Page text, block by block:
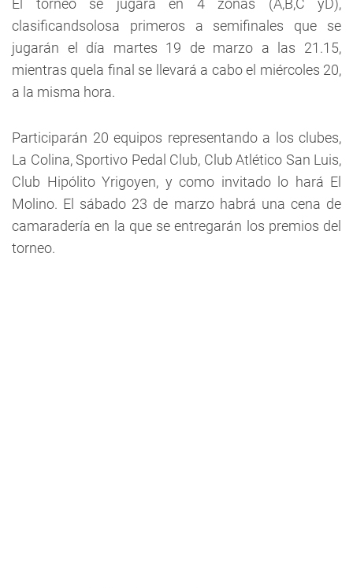
El torneo se jugará en 4 zonas (A,B,C yD),
clasificandsolosa primeros a semifinales que se
jugarán el día martes 19 de marzo a las 21.15,
mientras quela final se llevará a cabo el miércoles 20,
a la misma hora.
Participarán 20 equipos representando a los clubes,
La Colina, Sportivo Pedal Club, Club Atlético San Luis,
Club Hipólito Yrigoyen, y como invitado lo hará El
Molino. El sábado 23 de marzo habrá una cena de
camaradería en la que se entregarán los premios del
torneo.